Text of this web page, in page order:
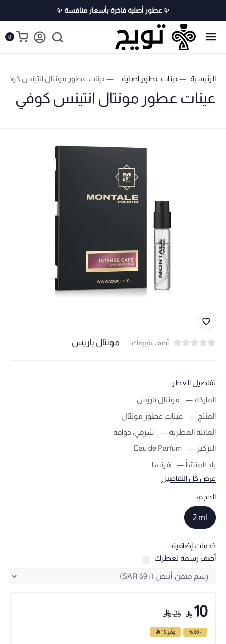
✨ عطور أصلية فاخرة بأسعار منافسة ✨
0
الرئيسية عينات عطور أصلية عينات عطور مونتال انتينس كوفي
عينات عطور مونتال انتينس كوفي
أضف تقييمك مونتال باريس
تفاصيل العطر:
الماركة
مونتال باريس
المنتج
عينات عطور مونتال
العائلة العطرية
شرقي، ذواقة
التركيز
Eau de Parfum
بلد المنشأ
فرنسا
عرض كل التفاصيل
الحجم:
2 ml
خدمات إضافية:
أضف رسمة لعطرك
10
25
- 60 % وفّر 15